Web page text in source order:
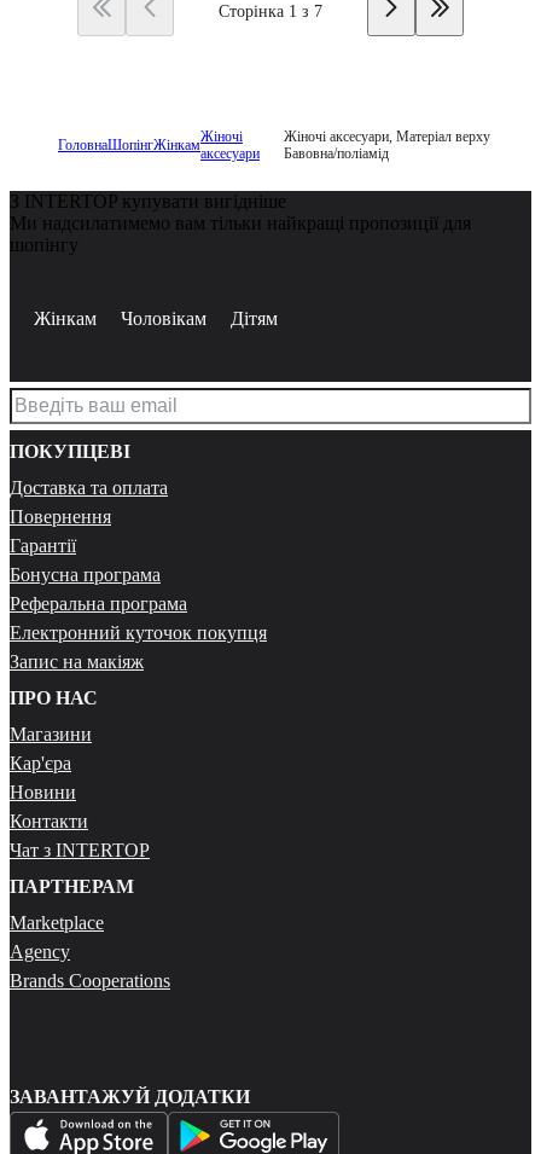
Сторінка 1 з 7
ГоловнаШопінгЖінкамЖіночі
аксесуари
Жіночі аксесуари, Матеріал верху
Бавовна/поліамід
З INTERTOP купувати вигідніше
Ми надсилатимемо вам тільки найкращі пропозиції для
шопінгу
Жінкам Чоловікам Дітям
ПОКУПЦЕВІ
Доставка та оплата
Повернення
Гарантії
Бонусна програма
Реферальна програма
Електронний куточок покупця
Запис на макіяж
ПРО НАС
Магазини
Кар'єра
Новини
Контакти
Чат з INTERTOP
ПАРТНЕРАМ
Marketplace
Agency
Brands Cooperations
ЗАВАНТАЖУЙ ДОДАТКИ